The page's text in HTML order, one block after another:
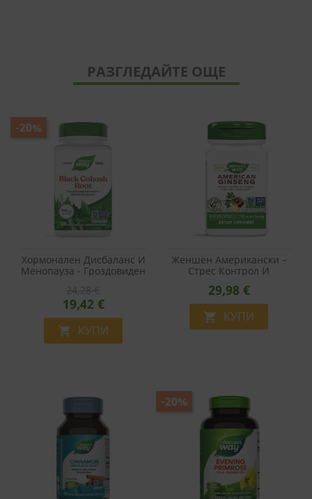
РАЗГЛЕДАЙТЕ ОЩЕ
Хормонален Дисбаланс И
Менопауза - Гроздовиден
19,42 €
 КУПИ
-20%
Женшен Американски –
Стрес Контрол И
За Релаксация, Баланс На
Кръвната Захар И Тонус,
550 Mg, 50 Капсули
29,98 €
 КУПИ
-20%